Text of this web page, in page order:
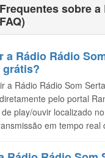
sobre a
a Rádio Rádio
a Rádio Rádio Som
pelo portal
play/ouvir localizado
em tempo real